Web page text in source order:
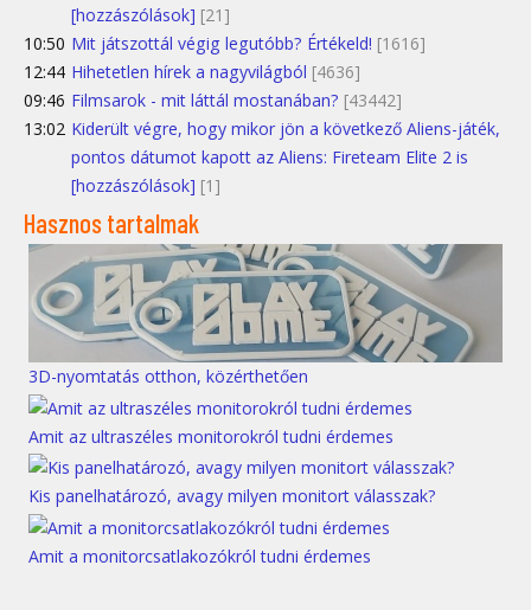
[hozzászólások] [21]
10:50 Mit játszottál végig legutóbb? Értékeld! [1616]
12:44 Hihetetlen hírek a nagyvilágból [4636]
09:46 Filmsarok - mit láttál mostanában? [43442]
13:02 Kiderült végre, hogy mikor jön a következő Aliens-játék,
pontos dátumot kapott az Aliens: Fireteam Elite 2 is
[hozzászólások] [1]
Hasznos tartalmak
3D-nyomtatás otthon, közérthetően
Amit az ultraszéles monitorokról tudni érdemes
Kis panelhatározó, avagy milyen monitort válasszak?
Amit a monitorcsatlakozókról tudni érdemes